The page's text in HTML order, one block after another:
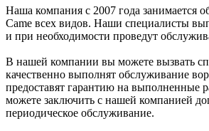
Наша компания с 2007 года занимается
Came всех видов. Наши специалисты
и при необходимости проведут
В нашей компании вы можете вызвать
качественно выполнят обслуживание
предоставят гарантию на выполненные
можете заключить с нашей компанией
периодическое обслуживание.